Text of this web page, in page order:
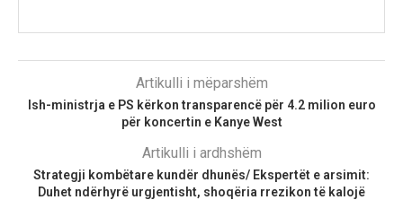
Artikulli i mëparshëm
Ish-ministrja e PS kërkon transparencë për 4.2 milion euro
për koncertin e Kanye West
Artikulli i ardhshëm
Strategji kombëtare kundër dhunës/ Ekspertët e arsimit:
Duhet ndërhyrë urgjentisht, shoqëria rrezikon të kalojë